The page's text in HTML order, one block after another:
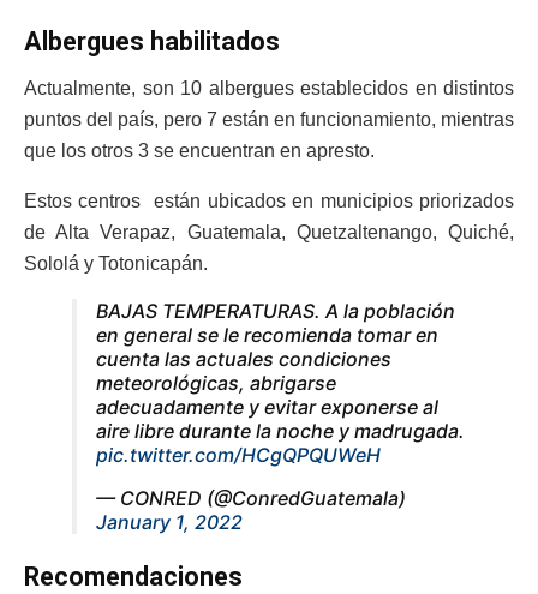
Albergues habilitados
Actualmente, son 10 albergues establecidos en distintos
puntos del país, pero 7 están en funcionamiento, mientras
que los otros 3 se encuentran en apresto.
Estos centros están ubicados en municipios priorizados
de Alta Verapaz, Guatemala, Quetzaltenango, Quiché,
Sololá y Totonicapán.
BAJAS TEMPERATURAS. A la población
en general se le recomienda tomar en
cuenta las actuales condiciones
meteorológicas, abrigarse
adecuadamente y evitar exponerse al
aire libre durante la noche y madrugada.
pic.twitter.com/HCgQPQUWeH
— CONRED (@ConredGuatemala)
January 1, 2022
Recomendaciones